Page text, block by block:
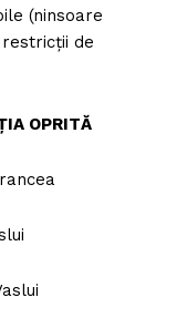
(ninsoare
de
OPRITĂ